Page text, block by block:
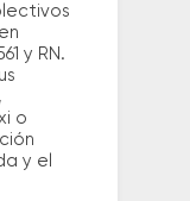
y RN.
o
y el